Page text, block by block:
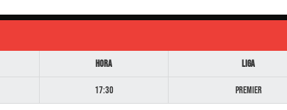
Hora Liga
17:30 Premier